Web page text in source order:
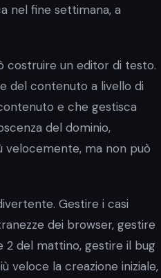
nel fine settimana, a
costruire un editor di testo.
del contenuto a livello di
e che gestisca
del dominio,
velocemente, ma non può
Gestire i casi
dei browser, gestire
2 del mattino, gestire il bug
veloce la creazione iniziale,